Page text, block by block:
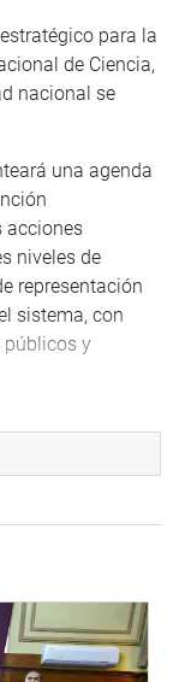
para la
de Ciencia,
nacional se
una agenda
acciones
niveles de
representación
sistema, con
públicos y
ciencia en favor
el tema de las
tenemos
¿por
apoyar lo